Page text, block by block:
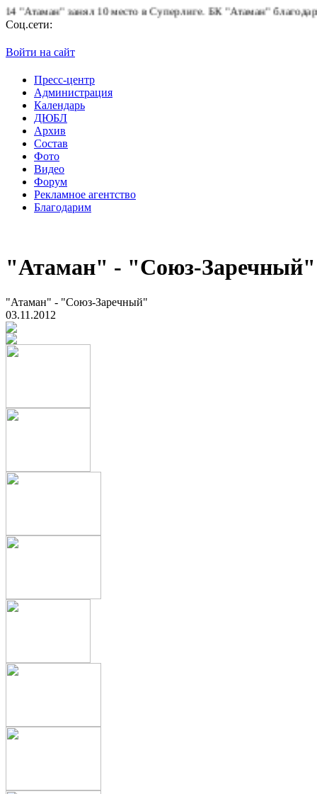
занял 10 место в Суперлиге.БК "Атаман" благодарит
Соц.сети:
Войти на сайт
Пресс-центр
Администрация
Календарь
ДЮБЛ
Архив
Состав
Фото
Видео
Форум
Рекламное агентство
Благодарим
"Атаман" - "Союз-Заречный"
"Атаман" - "Союз-Заречный"
03.11.2012